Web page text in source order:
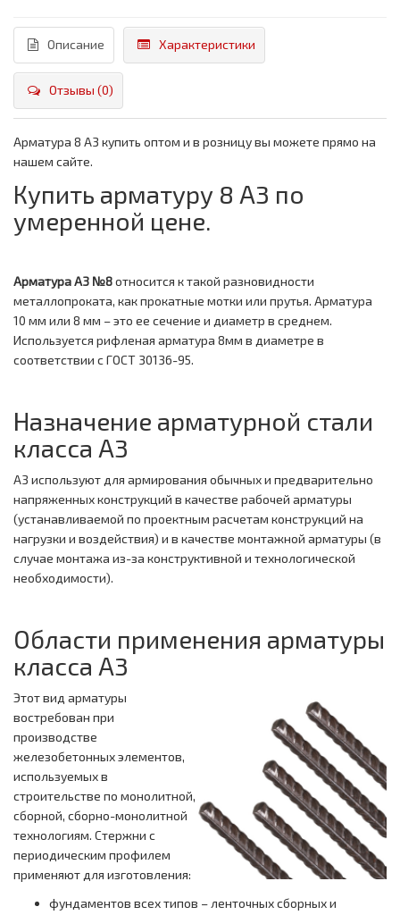
Описание Характеристики
Отзывы (0)
Арматура 8 А3 купить оптом и в розницу вы можете прямо на
нашем сайте.
Купить арматуру 8 А3 по
умеренной цене.
Арматура А3 №8относится к такой разновидности
металлопроката, как прокатные мотки или прутья. Арматура
10 мм или 8 мм – это ее сечение и диаметр в среднем.
Используется рифленая арматура 8мм в диаметре в
соответствии с ГОСТ 30136-95.
Назначение арматурной стали
класса А3
А3 используют для армирования обычных и предварительно
напряженных конструкций в качестве рабочей арматуры
(устанавливаемой по проектным расчетам конструкций на
нагрузки и воздействия) и в качестве монтажной арматуры (в
случае монтажа из-за конструктивной и технологической
необходимости).
Области применения арматуры
класса А3
Этот вид арматуры
востребован при
производстве
железобетонных элементов,
используемых в
строительстве по монолитной,
сборной, сборно-монолитной
технологиям. Стержни с
периодическим профилем
применяют для изготовления:
фундаментов всех типов – ленточных сборных и